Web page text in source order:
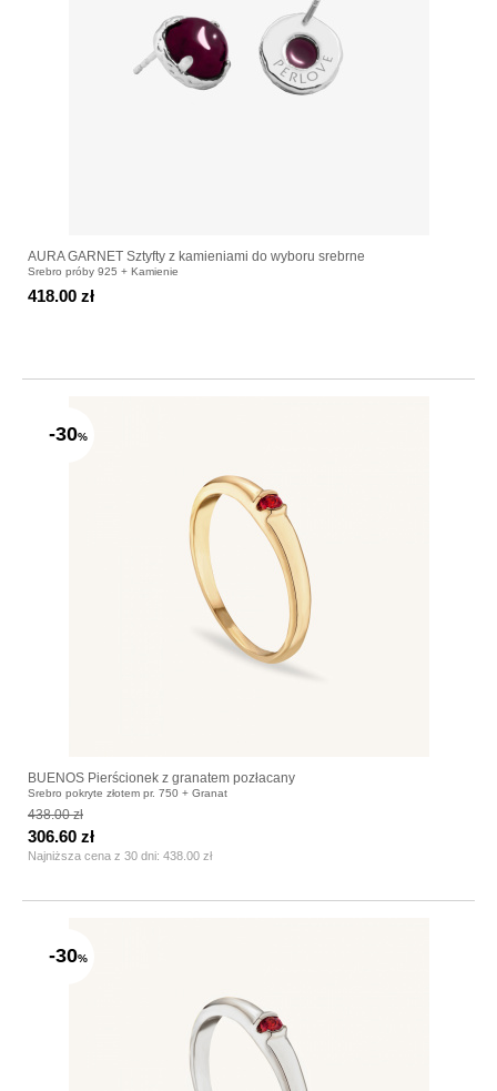
AURA GARNET Sztyfty z kamieniami do wyboru srebrne
Srebro próby 925 + Kamienie
418.00 zł
-30%
BUENOS Pierścionek z granatem pozłacany
Srebro pokryte złotem pr. 750 + Granat
438.00 zł
Najniższa cena z 30 dni: 438.00 zł
306.60 zł
-30%